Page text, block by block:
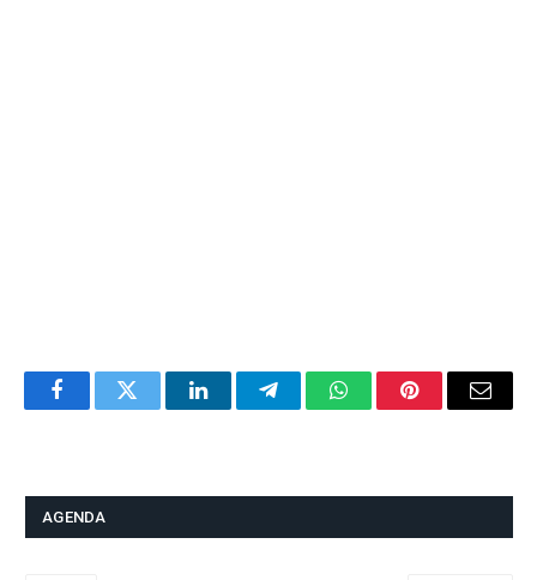
FacebookTwitter LinkedInTelegramWhatsAppPinterestEmail
AGENDA